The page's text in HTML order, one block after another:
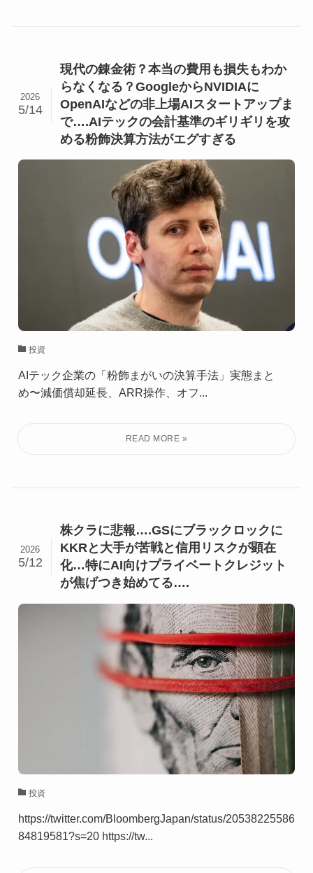
現代の錬金術？本当の費用も損失もわか
らなくなる？GoogleからNVIDIAに
OpenAIなどの非上場AIスタートアップま
で….AIテックの会計基準のギリギリを攻
める粉飾決算方法がエグすぎる
2026
5/14
投資
AIテック企業の「粉飾まがいの決算手法」実態まと
め〜減価償却延長、ARR操作、オフ...
株クラに悲報….GSにブラックロックに
KKRと大手が苦戦と信用リスクが顕在
化…特にAI向けプライベートクレジット
が焦げつき始めてる….
2026
5/12
投資
https://twitter.com/BloombergJapan/status/20538225586
84819581?s=20 https://tw...